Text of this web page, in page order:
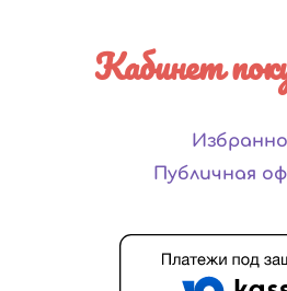
Кабинет
Публичная